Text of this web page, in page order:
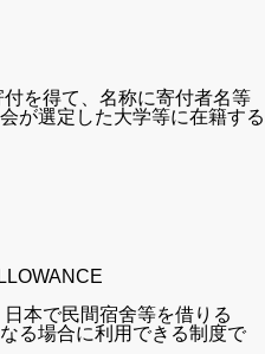
を得て、名称に寄付者名等
が選定した大学等に在籍する
日本で民間宿舍等を借りる
る場合に利用できる制度で